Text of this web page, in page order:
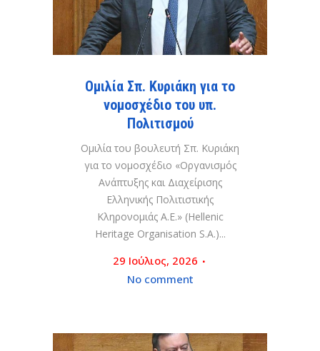
Ομιλία Σπ. Κυριάκη για το
νομοσχέδιο του υπ.
Πολιτισμού
Ομιλία του βουλευτή Σπ. Κυριάκη
για το νομοσχέδιο «Οργανισμός
Ανάπτυξης και Διαχείρισης
Ελληνικής Πολιτιστικής
Κληρονομιάς Α.Ε.» (Hellenic
Heritage Organisation S.A.)...
29 Ιούλιος, 2026
No comment